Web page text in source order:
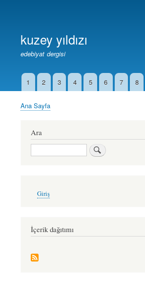
kuzey yıldızı
edebiyat dergisi
İkincil1 2 3 4 5 6 7 8
Sayfa
Ana Sayfa
Ara
Ara
account
Giriş
İçerik dağıtımı